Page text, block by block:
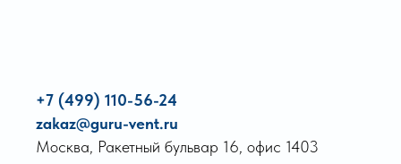
+7 (499) 110-56-24
zakaz@guru-vent.ru
Москва, Ракетный бульвар 16, офис 1403